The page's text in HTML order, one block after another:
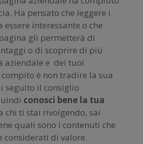
Ha pensato che leggere i
interessante o che
gli permetterà di
o di scoprire di più
aziendale e dei tuoi
è non tradire la sua
seguito il consiglio
conosci bene la tua
chi ti stai rivolgendo, sai
quali sono i contenuti che
considerati di valore.